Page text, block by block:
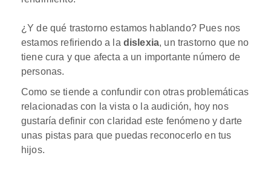
¿Y de qué trastorno estamos hablando? Pues nos
estamos refiriendo a la dislexia, un trastorno que no
tiene cura y que afecta a un importante número de
personas.
Como se tiende a confundir con otras problemáticas
relacionadas con la vista o la audición, hoy nos
gustaría definir con claridad este fenómeno y darte
unas pistas para que puedas reconocerlo en tus
hijos.